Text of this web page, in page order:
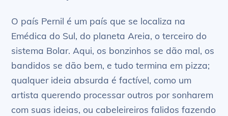
O país Pernil é um país que se localiza na
Emédica do Sul, do planeta Areia, o terceiro do
sistema Bolar. Aqui, os bonzinhos se dão mal, os
bandidos se dão bem, e tudo termina em pizza;
qualquer ideia absurda é factível, como um
artista querendo processar outros por sonharem
com suas ideias, ou cabeleireiros falidos fazendo